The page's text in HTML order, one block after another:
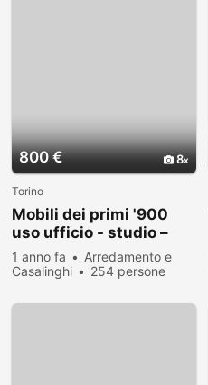
800 € 8
Torino
Mobili dei primi '900
uso ufficio - studio –
casa
1 anno fa
Arredamento e
Casalinghi
254 persone